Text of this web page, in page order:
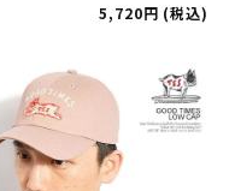
5,720 税込